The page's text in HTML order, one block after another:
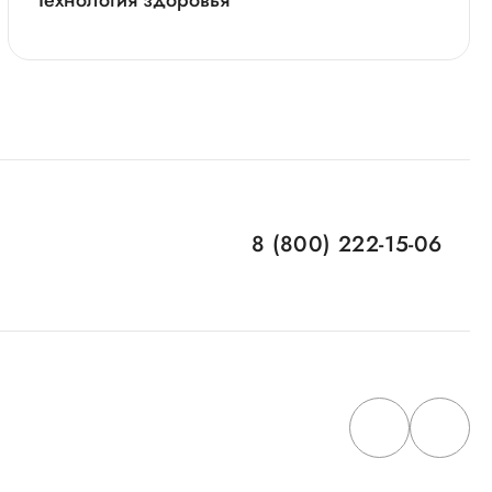
8 (800) 222-15-06